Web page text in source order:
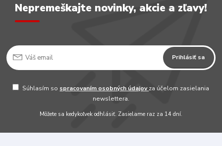
Nepremeškajte novinky, akcie a zľavy!
Prihlásiť sa
Súhlasím so spracovaním osobných údajovza účelom zasielania
newslettera.
Môžete sa kedykoľvek odhlásiť. Zasielame raz za 14 dní.